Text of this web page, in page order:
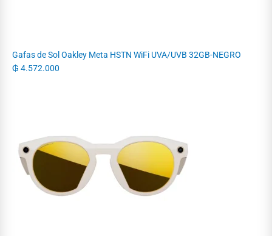
Gafas de Sol Oakley Meta HSTN WiFi UVA/UVB 32GB-NEGRO
₲ 4.572.000